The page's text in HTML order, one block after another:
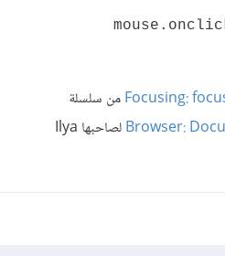
Focusing:من سلسلة
Browser:
لصاحبها Ilya